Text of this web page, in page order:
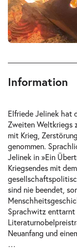
Ein
Di.
Ein
Mi.
19:30 Uhr
Ein
Do.
19:30 Uhr
Information
Elfriede Jelinek hat
Zweiten Weltkriegs
mit Krieg,
genommen.
Jelinek in »Ein
Kriegsendes mit
sind nie beendet,
Sprachwitz
Neuanfang und
…